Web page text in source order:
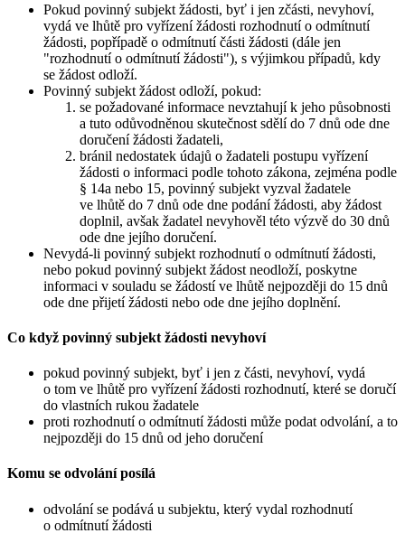
Pokud povinný subjekt žádosti, byť i jen zčásti, nevyhoví,
vydá ve lhůtě pro vyřízení žádosti rozhodnutí o odmítnutí
žádosti, popřípadě o odmítnutí části žádosti (dále jen
"rozhodnutí o odmítnutí žádosti"), s výjimkou případů, kdy
se žádost odloží.
Povinný subjekt žádost odloží, pokud:
se požadované informace nevztahují k jeho působnosti
a tuto odůvodněnou skutečnost sdělí do 7 dnů ode dne
doručení žádosti žadateli,
bránil nedostatek údajů o žadateli postupu vyřízení
žádosti o informaci podle tohoto zákona, zejména podle
§ 14a nebo 15, povinný subjekt vyzval žadatele
ve lhůtě do 7 dnů ode dne podání žádosti, aby žádost
doplnil, avšak žadatel nevyhověl této výzvě do 30 dnů
ode dne jejího doručení.
Nevydá-li povinný subjekt rozhodnutí o odmítnutí žádosti,
nebo pokud povinný subjekt žádost neodloží, poskytne
informaci v souladu se žádostí ve lhůtě nejpozději do 15 dnů
ode dne přijetí žádosti nebo ode dne jejího doplnění.
Co když povinný subjekt žádosti nevyhoví
pokud povinný subjekt, byť i jen z části, nevyhoví, vydá
o tom ve lhůtě pro vyřízení žádosti rozhodnutí, které se doručí
do vlastních rukou žadatele
proti rozhodnutí o odmítnutí žádosti může podat odvolání, a to
nejpozději do 15 dnů od jeho doručení
Komu se odvolání posílá
odvolání se podává u subjektu, který vydal rozhodnutí
o odmítnutí žádosti